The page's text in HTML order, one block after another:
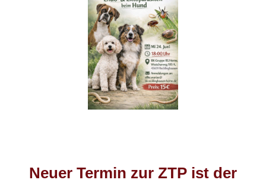
Neuer Termin zur ZTP ist der